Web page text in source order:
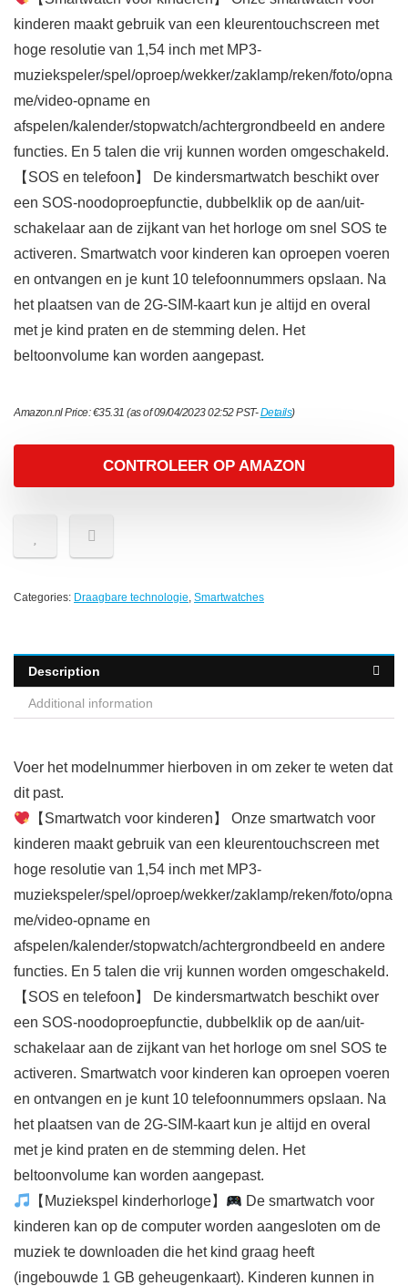
kinderen maakt gebruik van een kleurentouchscreen met
hoge resolutie van 1,54 inch met MP3-
muziekspeler/spel/oproep/wekker/zaklamp/reken/foto/opna
me/video-opname en
afspelen/kalender/stopwatch/achtergrondbeeld en andere
functies. En 5 talen die vrij kunnen worden omgeschakeld.
【SOS en telefoon】 De kindersmartwatch beschikt over
een SOS-noodoproepfunctie, dubbelklik op de aan/uit-
schakelaar aan de zijkant van het horloge om snel SOS te
activeren. Smartwatch voor kinderen kan oproepen voeren
en ontvangen en je kunt 10 telefoonnummers opslaan. Na
het plaatsen van de 2G-SIM-kaart kun je altijd en overal
met je kind praten en de stemming delen. Het
beltoonvolume kan worden aangepast.
Amazon.nl Price:€35.31 (as of 09/04/2023 02:52 PST-Details)
CONTROLEER OP AMAZON
Categories: Draagbare technologie, Smartwatches
Description
Additional information
Voer het modelnummer hierboven in om zeker te weten dat
dit past.
【Smartwatch voor kinderen】 Onze smartwatch voor
kinderen maakt gebruik van een kleurentouchscreen met
hoge resolutie van 1,54 inch met MP3-
muziekspeler/spel/oproep/wekker/zaklamp/reken/foto/opna
me/video-opname en
afspelen/kalender/stopwatch/achtergrondbeeld en andere
functies. En 5 talen die vrij kunnen worden omgeschakeld.
【SOS en telefoon】 De kindersmartwatch beschikt over
een SOS-noodoproepfunctie, dubbelklik op de aan/uit-
schakelaar aan de zijkant van het horloge om snel SOS te
activeren. Smartwatch voor kinderen kan oproepen voeren
en ontvangen en je kunt 10 telefoonnummers opslaan. Na
het plaatsen van de 2G-SIM-kaart kun je altijd en overal
met je kind praten en de stemming delen. Het
beltoonvolume kan worden aangepast.
【Muziekspel kinderhorloge】
De smartwatch voor
kinderen kan op de computer worden aangesloten om de
muziek te downloaden die het kind graag heeft
(ingebouwde 1 GB geheugenkaart). Kinderen kunnen in